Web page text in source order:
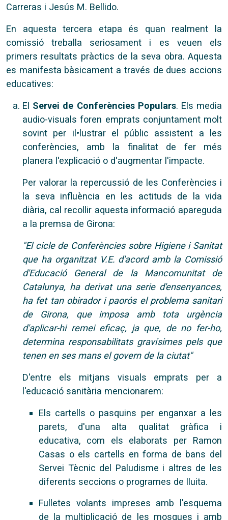
Carreras i Jesús M. Bellido.
En aquesta tercera etapa és quan realment la
comissió treballa seriosament i es veuen els
primers resultats pràctics de la seva obra. Aquesta
es manifesta bàsicament a través de dues accions
educatives:
El Servei de Conferències Populars. Els media
audio-visuals foren emprats conjuntament molt
sovint per il•lustrar el públic assistent a les
conferències, amb la finalitat de fer més
planera l'explicació o d'augmentar l'impacte.
Per valorar la repercussió de les Conferències i
la seva influència en les actituds de la vida
diària, cal recollir aquesta informació apareguda
a la premsa de Girona:
"El cicle de Conferències sobre Higiene i Sanitat
que ha organitzat V.E. d'acord amb la Comissió
d'Educació General de la Mancomunitat de
Catalunya, ha derivat una serie d'ensenyances,
ha fet tan obirador i paorós el problema sanitari
de Girona, que imposa amb tota urgència
d'aplicar-hi remei eficaç, ja que, de no fer-ho,
determina responsabilitats gravísimes pels que
tenen en ses mans el govern de la ciutat"
D'entre els mitjans visuals emprats per a
l'educació sanitària mencionarem:
Els cartells o pasquins per enganxar a les
parets, d'una alta qualitat gràfica i
educativa, com els elaborats per Ramon
Casas o els cartells en forma de bans del
Servei Tècnic del Paludisme i altres de les
diferents seccions o programes de lluita.
Fulletes volants impreses amb l'esquema
de la multiplicació de les mosques i amb